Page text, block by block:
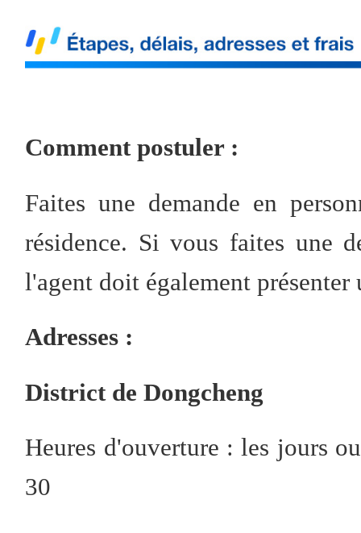
Comment postuler :
Faites une demande en
résidence. Si vous faites une
l'agent doit également
Adresses :
District de Dongcheng
Heures d'ouverture : les jours
30